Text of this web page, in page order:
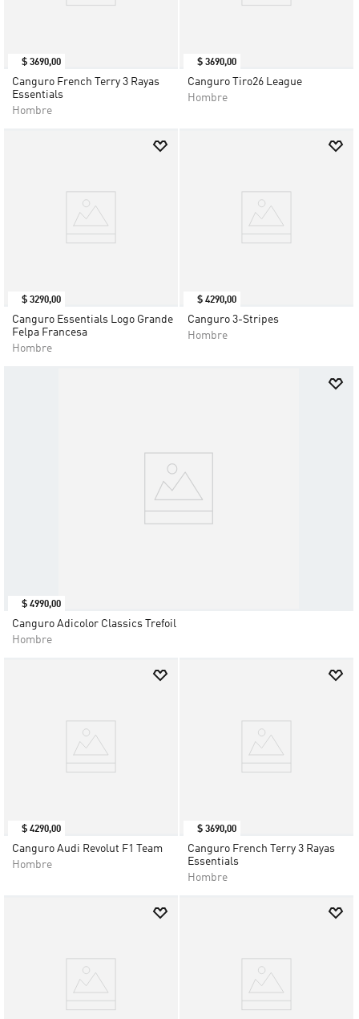
$ 3690,00
Canguro French Terry 3 Rayas
Essentials
Hombre
$ 3690,00
Canguro Tiro26 League
Hombre
$ 3290,00
Canguro Essentials Logo Grande
Felpa Francesa
Hombre
$ 4290,00
Canguro 3-Stripes
Hombre
$ 4990,00
Canguro Adicolor Classics Trefoil
Hombre
$ 4290,00
Canguro Audi Revolut F1 Team
Hombre
$ 3690,00
Canguro French Terry 3 Rayas
Essentials
Hombre